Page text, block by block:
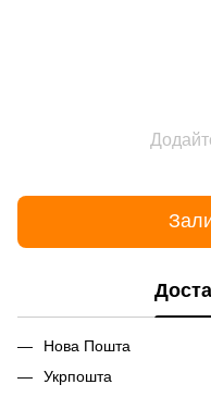
Нова Пошта
Укрпошта